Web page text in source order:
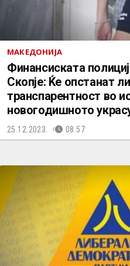
МАКЕДОНИЈА
Финансиската
Скопје: Ќе опстанат
транспарентност во
новогодишното
25.12.2023. 08:57